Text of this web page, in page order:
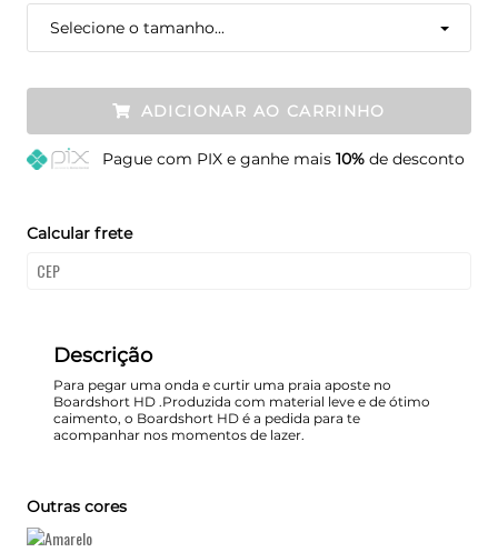
Selecione o tamanho...
ADICIONAR AO CARRINHO
Pague com PIX e ganhe mais 10%de desconto
Calcular frete
Descrição
Para pegar uma onda e curtir uma praia aposte no
Boardshort HD .Produzida com material leve e de ótimo
caimento, o Boardshort HD é a pedida para te
acompanhar nos momentos de lazer.
Outras cores